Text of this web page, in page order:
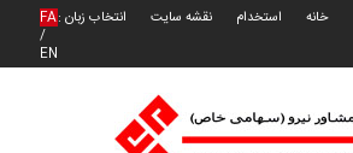
انتخاب زبان :FA
/
EN
نقشه سایت استخدام خانه